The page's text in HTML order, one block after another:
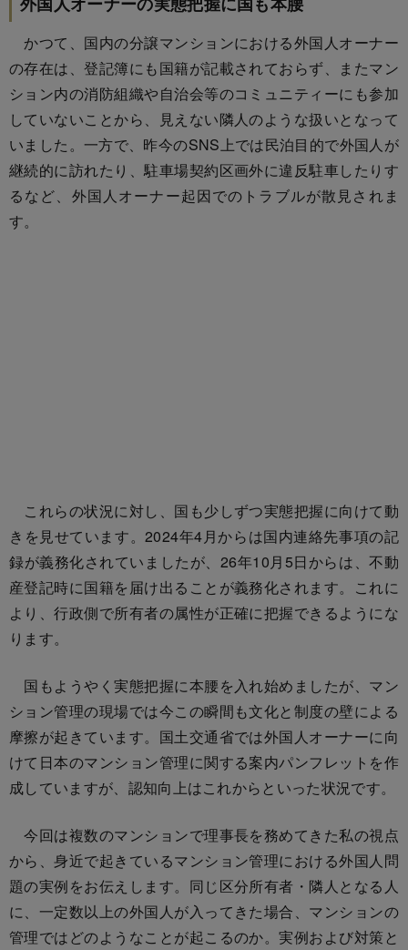
かつて、国内の分譲マンションにおける外国人オーナー
の存在は、登記簿にも国籍が記載されておらず、またマン
ション内の消防組織や自治会等のコミュニティーにも参加
していないことから、見えない隣人のような扱いとなって
いました。一方で、昨今のSNS上では民泊目的で外国人が
継続的に訪れたり、駐車場契約区画外に違反駐車したりす
るなど、外国人オーナー起因でのトラブルが散見されま
す。
これらの状況に対し、国も少しずつ実態把握に向けて動
きを見せています。2024年4月からは国内連絡先事項の記
録が義務化されていましたが、26年10月5日からは、不動
産登記時に国籍を届け出ることが義務化されます。これに
より、行政側で所有者の属性が正確に把握できるようにな
ります。
国もようやく実態把握に本腰を入れ始めましたが、マン
ション管理の現場では今この瞬間も文化と制度の壁による
摩擦が起きています。国土交通省では外国人オーナーに向
けて日本のマンション管理に関する案内パンフレットを作
成していますが、認知向上はこれからといった状況です。
今回は複数のマンションで理事長を務めてきた私の視点
から、身近で起きているマンション管理における外国人問
題の実例をお伝えします。同じ区分所有者・隣人となる人
に、一定数以上の外国人が入ってきた場合、マンションの
管理ではどのようなことが起こるのか。実例および対策と